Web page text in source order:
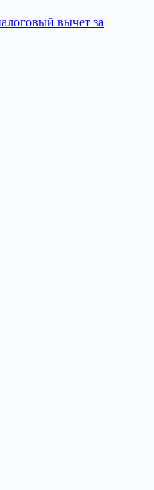
вычет за